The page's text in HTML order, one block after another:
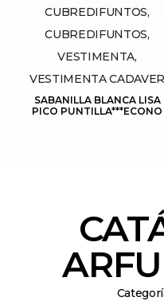
CUBREDIFUNTOS,
CUBREDIFUNTOS,
VESTIMENTA,
VESTIMENTA CADAVER
SABANILLA BLANCA LISA
PICO PUNTILLA***ECONO